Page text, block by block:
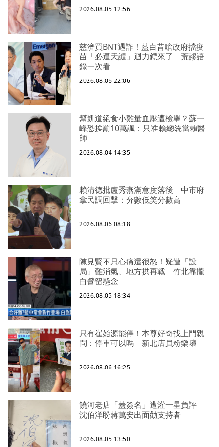
2026.08.05 12:56
慈濟買BNT遇詐！藍白昔嗆政府擋疫
苗「必遭天譴」迴力鏢來了 荒謬語
錄一次看
2026.08.06 22:06
幫凱道絕食小雞量血壓遭檢舉？蘇一
峰恐挨罰10萬諷：只准賴總統當賴醫
師
2026.08.04 14:35
賴清德批盧秀燕滿意度落後 中市府
拿民調回擊：分數低笑分數高
2026.08.06 08:18
陳見賢不只心痛還很怒！疑遭「設
局」難消氣、地方拱再戰 竹北靠攏
白營留懸念
2026.08.05 18:34
只有崔始源能停！本尊好奇找上門親
問：停車可以嗎 新北店員粉樂壞
2026.08.06 16:25
饒河老店「蓋簽名」遭灌一星負評
沈伯洋盼蔣萬安出面勸支持者
2026.08.05 13:50